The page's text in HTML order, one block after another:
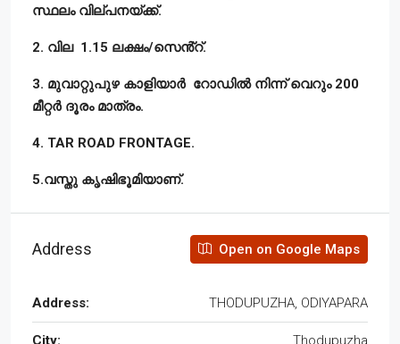
സ്ഥലം വില്പനയ്ക്ക്.
2. വില 1.15 ലക്ഷം/സെൻ്റ്.
3. മുവാറ്റുപുഴ കാളിയാർ റോഡിൽ നിന്ന് വെറും 200
മീറ്റർ ദൂരം മാത്രം.
4. TAR ROAD FRONTAGE.
5.വസ്തു കൃഷിഭൂമിയാണ്.
Address Open on Google Maps
Address: THODUPUZHA, ODIYAPARA
City: Thodupuzha